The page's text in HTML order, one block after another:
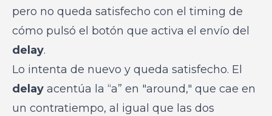
pero no queda satisfecho con el timing de
cómo pulsó el botón que activa el envío del
delay.
Lo intenta de nuevo y queda satisfecho. El
delay acentúa la “a” en "around," que cae en
un contratiempo, al igual que las dos